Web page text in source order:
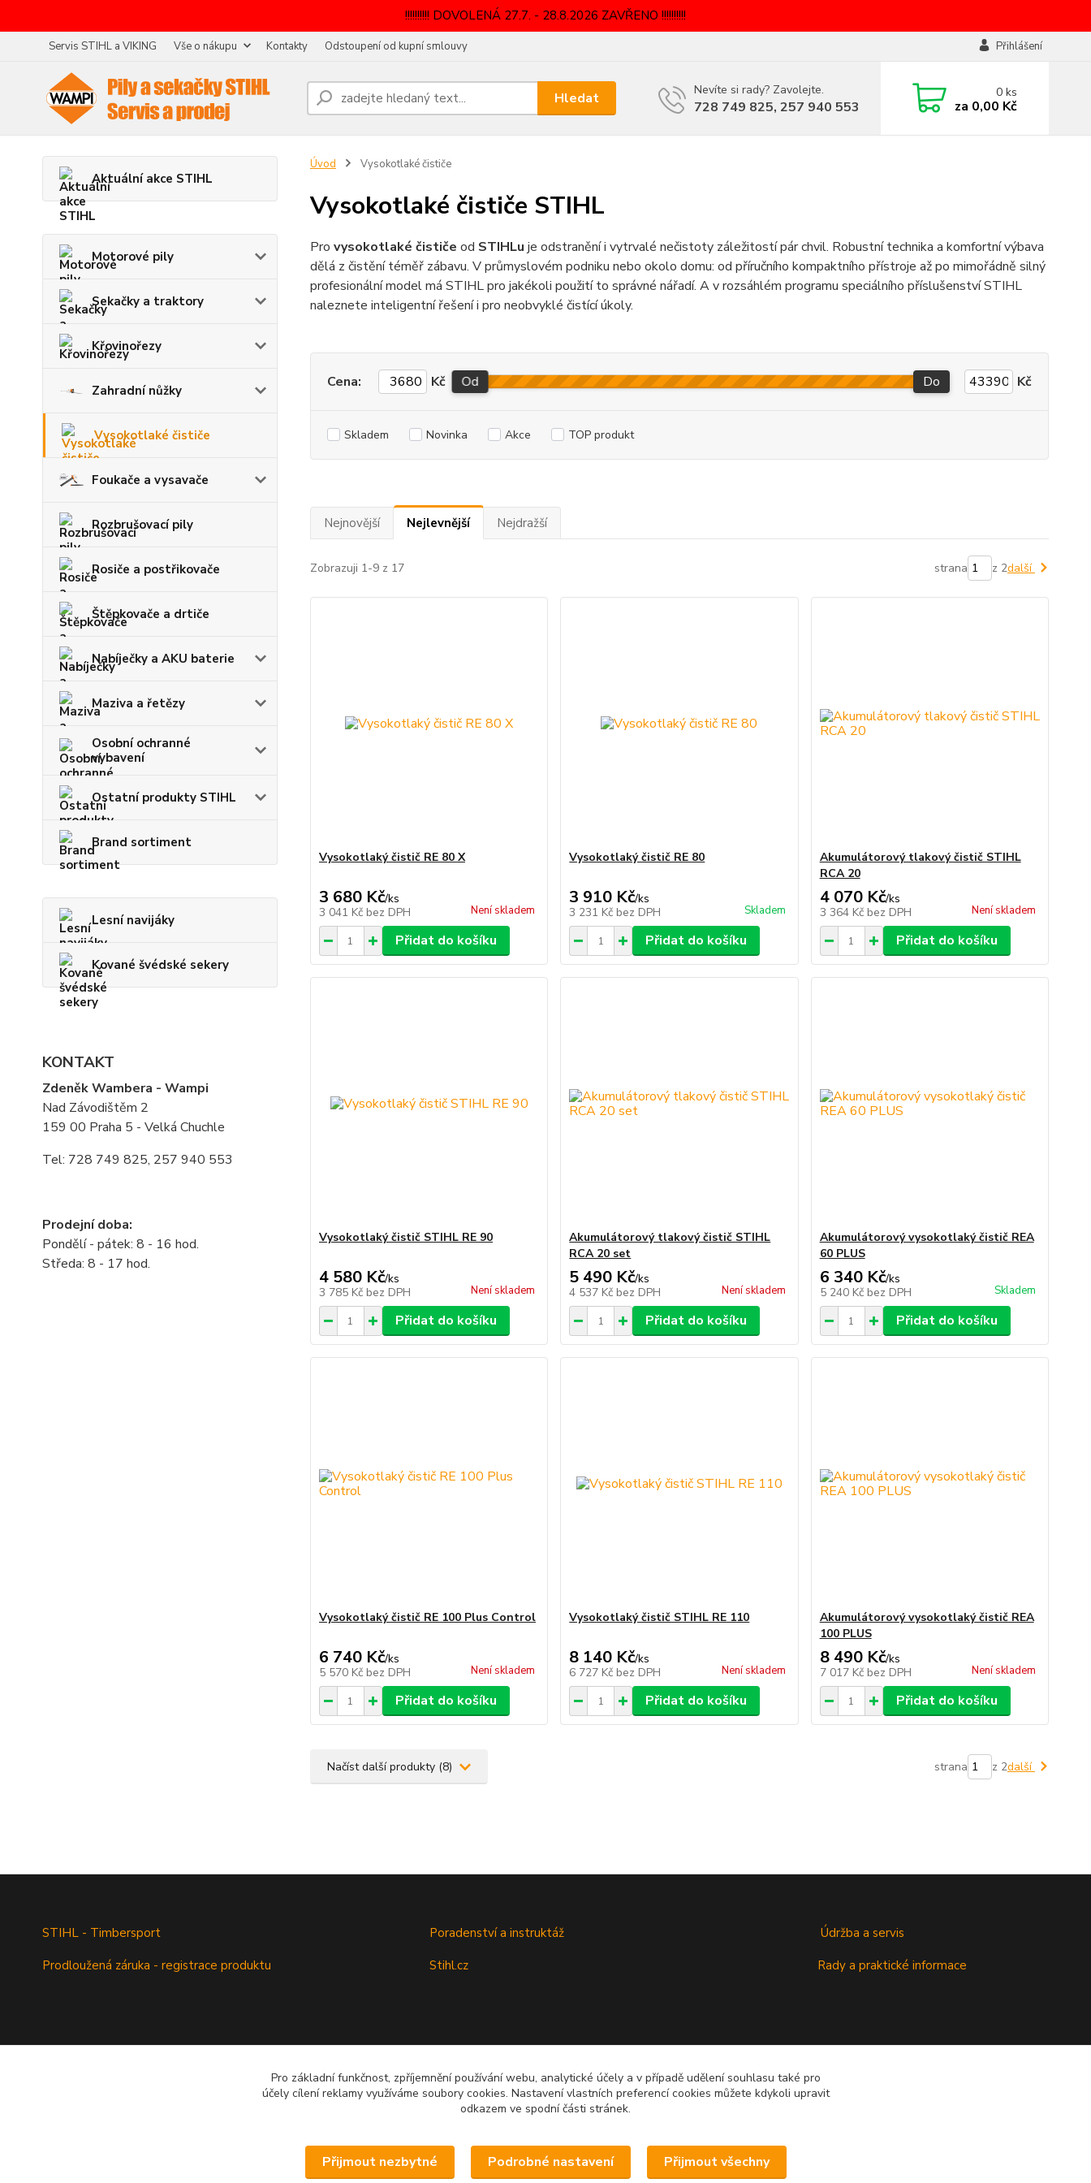
!!!!!!!!!! DOVOLENÁ 27.7. - 28.8.2026 ZAVŘENO !!!!!!!!!!
Servis STIHL a VIKING Vše o nákupu Kontakty Odstoupení od kupní smlouvy Přihlášení
Hledat Nevíte si rady? Zavolejte.
728 749 825, 257 940 553
0ks
za 0,00 Kč
Aktuální akce STIHL
Motorové pily
Sekačky a traktory
Křovinořezy
Zahradní nůžky
Vysokotlaké čističe
Foukače a vysavače
Rozbrušovací pily
Rosiče a postřikovače
Štěpkovače a drtiče
Nabíječky a AKU baterie
Maziva a řetězy
Osobní ochranné
vybavení
Ostatní produkty STIHL
Brand sortiment
Lesní navijáky
Kované švédské sekery
KONTAKT
Zdeněk Wambera - Wampi
Nad Závodištěm 2
159 00 Praha 5 - Velká Chuchle
Tel: 728 749 825, 257 940 553
Prodejní doba:
Pondělí - pátek: 8 - 16 hod.
Středa: 8 - 17 hod.
Úvod Vysokotlaké čističe
Vysokotlaké čističe STIHL
Pro vysokotlaké čističe od STIHLu je odstranění i vytrvalé nečistoty záležitostí pár chvil. Robustní technika a komfortní výbava
dělá z čistění téměř zábavu. V průmyslovém podniku nebo okolo domu: od příručního kompaktního přístroje až po mimořádně silný
profesionální model má STIHL pro jakékoli použití to správné nářadí. A v rozsáhlém programu speciálního příslušenství STIHL
naleznete inteligentní řešení i pro neobvyklé čistící úkoly.
Cena: Kč Od Do Kč
Skladem Novinka Akce TOP produkt
Nejnovější Nejlevnější Nejdražší
Zobrazuji 1-9 z 17 strana z 2další
Vysokotlaký čistič RE 80 X
3 680 Kč/ks
3 041 Kč bez DPH Není skladem
Přidat do košíku
Vysokotlaký čistič RE 80
3 910 Kč/ks
3 231 Kč bez DPH Skladem
Přidat do košíku
Akumulátorový tlakový čistič STIHL
RCA 20
4 070 Kč/ks
3 364 Kč bez DPH Není skladem
Přidat do košíku
Vysokotlaký čistič STIHL RE 90
4 580 Kč/ks
3 785 Kč bez DPH Není skladem
Přidat do košíku
Akumulátorový tlakový čistič STIHL
RCA 20 set
5 490 Kč/ks
4 537 Kč bez DPH Není skladem
Přidat do košíku
Akumulátorový vysokotlaký čistič REA
60 PLUS
6 340 Kč/ks
5 240 Kč bez DPH Skladem
Přidat do košíku
Vysokotlaký čistič RE 100 Plus Control
6 740 Kč/ks
5 570 Kč bez DPH Není skladem
Přidat do košíku
Vysokotlaký čistič STIHL RE 110
8 140 Kč/ks
6 727 Kč bez DPH Není skladem
Přidat do košíku
Akumulátorový vysokotlaký čistič REA
100 PLUS
8 490 Kč/ks
7 017 Kč bez DPH Není skladem
Přidat do košíku
Načíst další produkty (8) strana z 2další
STIHL - Timbersport
Prodloužená záruka - registrace produktu
Poradenství a instruktáž
Stihl.cz
Údržba a servis
Rady a praktické informace
Pro základní funkčnost, zpříjemnění používání webu, analytické účely a v případě udělení souhlasu také pro
účely cílení reklamy využíváme soubory cookies. Nastavení vlastních preferencí cookies můžete kdykoli upravit
odkazem ve spodní části stránek.
Přijmout nezbytné Podrobné nastavení Přijmout všechny